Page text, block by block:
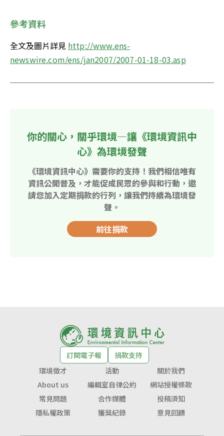
參考資料
全文及圖片詳見 http://www.ens-
newswire.com/ens/jan2007/2007-01-18-03.asp
你的關心，關乎環境—讓《環境資訊中
心》為環境發聲
《環境資訊中心》需要你的支持！我們相信唯有
資訊公開普及，才能促成民眾的參與和行動，邀
請您加入定期捐款的行列，讓我們持續為環境發
聲。
前往捐款
訂閱電子報
捐款支持
環境徵才
活動
關於我們
About us
編輯室自律公約
網站授權條款
常見問題
合作媒體
投稿須知
隱私權政策
獲獎紀錄 意見回饋